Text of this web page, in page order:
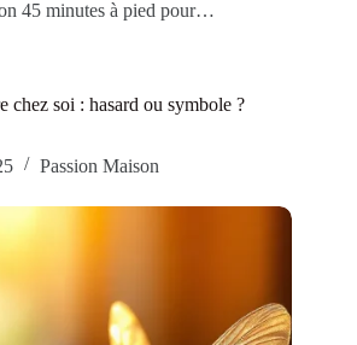
45 minutes à pied pour…
chez soi : hasard ou symbole ?
Passion Maison